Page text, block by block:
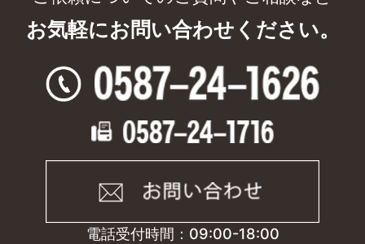
お気軽にお問い合わせください。
電話受付時間：09:00-18:00